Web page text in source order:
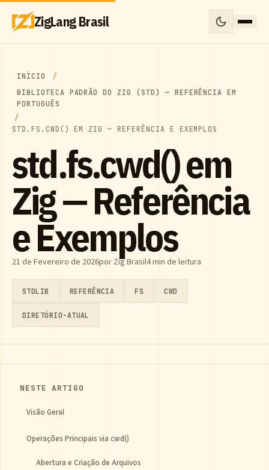
ZigLang Brasil
INÍCIO
BIBLIOTECA PADRÃO DO ZIG (STD) — REFERÊNCIA EM
PORTUGUÊS
STD.FS.CWD() EM ZIG — REFERÊNCIA E EXEMPLOS
std.fs.cwd() em
Zig — Referência
e Exemplos
21 de Fevereiro de 2026por Zig Brasil4 min de leitura
STDLIB REFERÊNCIA FS CWD
DIRETÓRIO-ATUAL
NESTE ARTIGO
Visão Geral
Operações Principais via cwd()
Abertura e Criação de Arquivos